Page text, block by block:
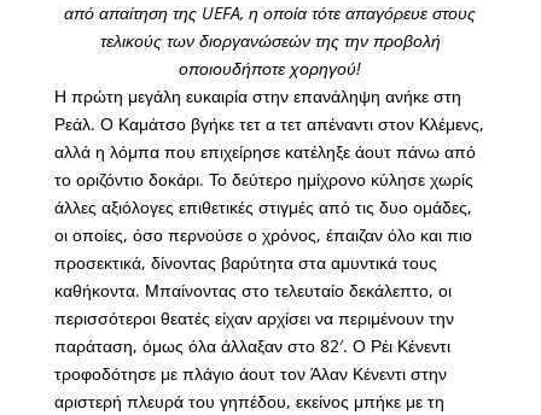
από απαίτηση της UEFA, η οποία τότε απαγόρευε στους
τελικούς των διοργανώσεών της την προβολή
οποιουδήποτε χορηγού!
Η πρώτη μεγάλη ευκαιρία στην επανάληψη ανήκε στη
Ρεάλ. Ο Καμάτσο βγήκε τετ α τετ απέναντι στον Κλέμενς,
αλλά η λόμπα που επιχείρησε κατέληξε άουτ πάνω από
το οριζόντιο δοκάρι. Το δεύτερο ημίχρονο κύλησε χωρίς
άλλες αξιόλογες επιθετικές στιγμές από τις δυο ομάδες,
οι οποίες, όσο περνούσε ο χρόνος, έπαιζαν όλο και πιο
προσεκτικά, δίνοντας βαρύτητα στα αμυντικά τους
καθήκοντα. Μπαίνοντας στο τελευταίο δεκάλεπτο, οι
περισσότεροι θεατές είχαν αρχίσει να περιμένουν την
παράταση, όμως όλα άλλαξαν στο 82′. Ο Ρέι Κένεντι
τροφοδότησε με πλάγιο άουτ τον Άλαν Κένεντι στην
αριστερή πλευρά του γηπέδου, εκείνος μπήκε με τη